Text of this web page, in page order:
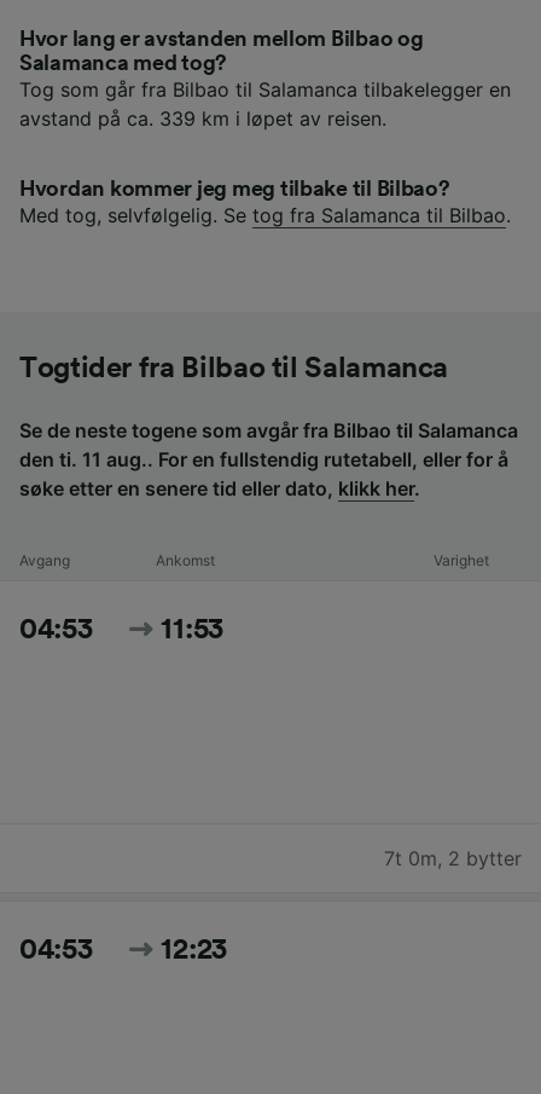
Hvor lang er avstanden mellom Bilbao og
Salamanca med tog?
Tog som går fra Bilbao til Salamanca tilbakelegger en
avstand på ca. 339 km i løpet av reisen.
Hvordan kommer jeg meg tilbake til Bilbao?
Med tog, selvfølgelig. Se tog fra Salamanca til Bilbao.
Togtider fra Bilbao til Salamanca
Se de neste togene som avgår fra Bilbao til Salamanca
den ti. 11 aug.. For en fullstendig rutetabell, eller for å
søke etter en senere tid eller dato, klikk her.
Avgang Ankomst Varighet
04:53 11:53
7t 0m, 2 bytter
04:53 12:23